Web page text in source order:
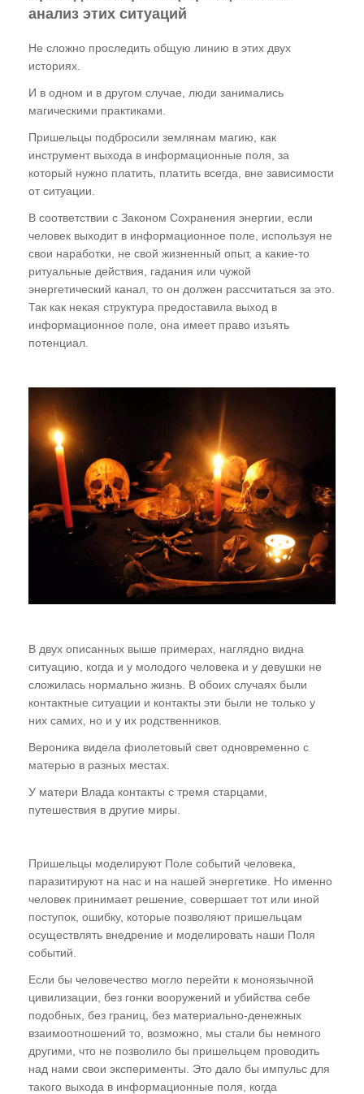
анализ этих ситуаций
Не сложно проследить общую линию в этих двух
историях.
И в одном и в другом случае, люди занимались
магическими практиками.
Пришельцы подбросили землянам магию, как
инструмент выхода в информационные поля, за
который нужно платить, платить всегда, вне зависимости
от ситуации.
В соответствии с Законом Сохранения энергии, если
человек выходит в информационное поле, используя не
свои наработки, не свой жизненный опыт, а какие-то
ритуальные действия, гадания или чужой
энергетический канал, то он должен рассчитаться за это.
Так как некая структура предоставила выход в
информационное поле, она имеет право изъять
потенциал.
В двух описанных выше примерах, наглядно видна
ситуацию, когда и у молодого человека и у девушки не
сложилась нормально жизнь. В обоих случаях были
контактные ситуации и контакты эти были не только у
них самих, но и у их родственников.
Вероника видела фиолетовый свет одновременно с
матерью в разных местах.
У матери Влада контакты с тремя старцами,
путешествия в другие миры.
Пришельцы моделируют Поле событий человека,
паразитируют на нас и на нашей энергетике. Но именно
человек принимает решение, совершает тот или иной
поступок, ошибку, которые позволяют пришельцам
осуществлять внедрение и моделировать наши Поля
событий.
Если бы человечество могло перейти к моноязычной
цивилизации, без гонки вооружений и убийства себе
подобных, без границ, без материально-денежных
взаимоотношений то, возможно, мы стали бы немного
другими, что не позволило бы пришельцем проводить
над нами свои эксперименты. Это дало бы импульс для
такого выхода в информационные поля, когда